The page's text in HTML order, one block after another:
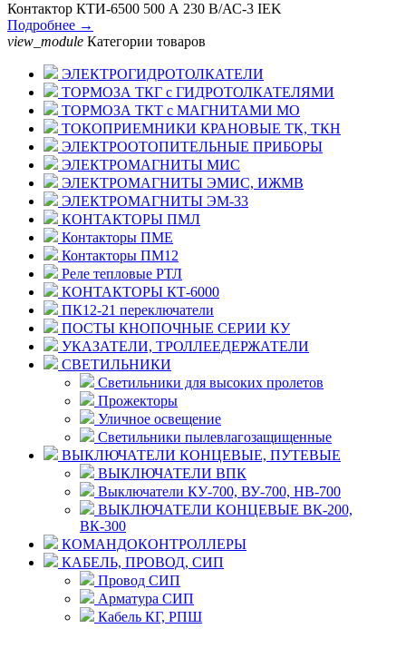
Контактор КТИ-6500 500 А 230 В/АС-3 IEK
Подробнее →
view_module Категории товаров
ЭЛЕКТРОГИДРОТОЛКАТЕЛИ
ТОРМОЗА ТКГ с ГИДРОТОЛКАТЕЛЯМИ
ТОРМОЗА ТКТ с МАГНИТАМИ МО
ТОКОПРИЕМНИКИ КРАНОВЫЕ ТК, ТКН
ЭЛЕКТРООТОПИТЕЛЬНЫЕ ПРИБОРЫ
ЭЛЕКТРОМАГНИТЫ МИС
ЭЛЕКТРОМАГНИТЫ ЭМИС, ИЖМВ
ЭЛЕКТРОМАГНИТЫ ЭМ-33
КОНТАКТОРЫ ПМЛ
Контакторы ПМЕ
Контакторы ПМ12
Реле тепловые РТЛ
КОНТАКТОРЫ КТ-6000
ПК12-21 переключатели
ПОСТЫ КНОПОЧНЫЕ СЕРИИ КУ
УКАЗАТЕЛИ, ТРОЛЛЕЕДЕРЖАТЕЛИ
СВЕТИЛЬНИКИ
Светильники для высоких пролетов
Прожекторы
Уличное освещение
Светильники пылевлагозащищенные
ВЫКЛЮЧАТЕЛИ КОНЦЕВЫЕ, ПУТЕВЫЕ
ВЫКЛЮЧАТЕЛИ ВПК
Выключатели КУ-700, ВУ-700, НВ-700
ВЫКЛЮЧАТЕЛИ КОНЦЕВЫЕ ВК-200,
ВК-300
КОМАНДОКОНТРОЛЛЕРЫ
КАБЕЛЬ, ПРОВОД, СИП
Провод СИП
Арматура СИП
Кабель КГ, РПШ